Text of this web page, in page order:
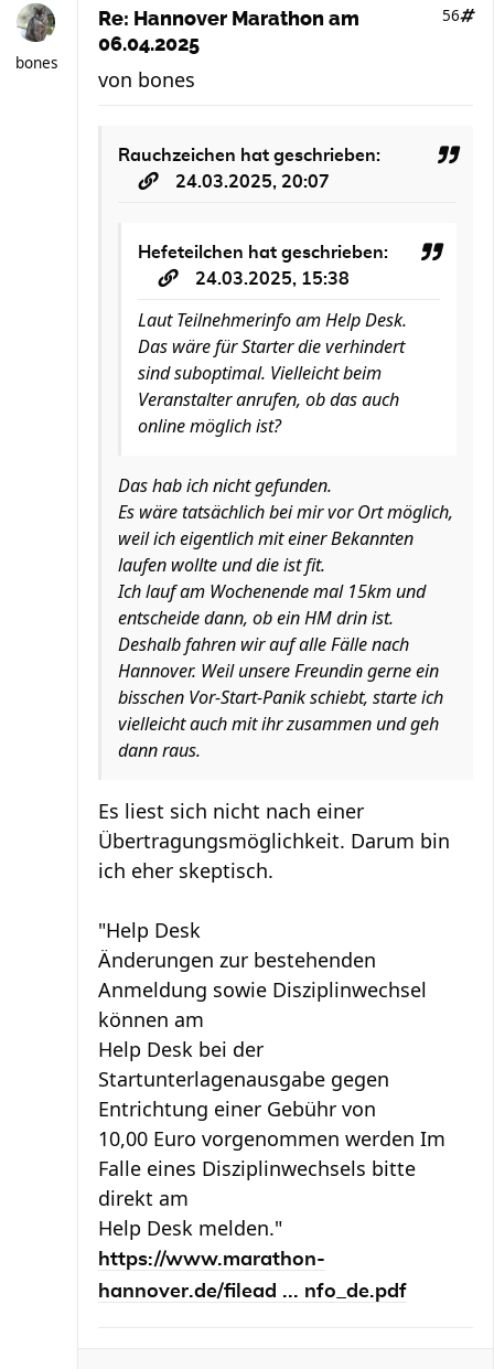
bones
Re: Hannover Marathon am
06.04.2025
56
von bones
Rauchzeichen hat geschrieben:
24.03.2025, 20:07
Hefeteilchen hat geschrieben:
24.03.2025, 15:38
Laut Teilnehmerinfo am Help Desk.
Das wäre für Starter die verhindert
sind suboptimal. Vielleicht beim
Veranstalter anrufen, ob das auch
online möglich ist?
Das hab ich nicht gefunden.
Es wäre tatsächlich bei mir vor Ort möglich,
weil ich eigentlich mit einer Bekannten
laufen wollte und die ist fit.
Ich lauf am Wochenende mal 15km und
entscheide dann, ob ein HM drin ist.
Deshalb fahren wir auf alle Fälle nach
Hannover. Weil unsere Freundin gerne ein
bisschen Vor-Start-Panik schiebt, starte ich
vielleicht auch mit ihr zusammen und geh
dann raus.
Es liest sich nicht nach einer
Übertragungsmöglichkeit. Darum bin
ich eher skeptisch.
"Help Desk
Änderungen zur bestehenden
Anmeldung sowie Disziplinwechsel
können am
Help Desk bei der
Startunterlagenausgabe gegen
Entrichtung einer Gebühr von
10,00 Euro vorgenommen werden Im
Falle eines Disziplinwechsels bitte
direkt am
Help Desk melden."
https://www.marathon-
hannover.de/filead ... nfo_de.pdf